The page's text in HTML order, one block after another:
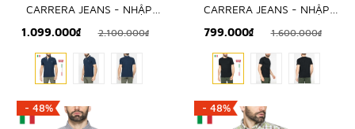
CARRERA JEANS - NHẬP
KHẨU CHÍNH NGẠCH TỪ
1.099.000₫ 2.100.000₫
CARRERA JEANS - NHẬP
KHẨU CHÍNH HÃNG TỪ Ý
799.000₫ 1.600.000₫
- 48% - 48%